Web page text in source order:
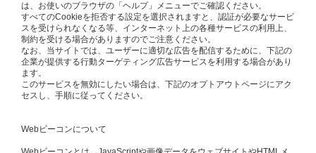
は、お使いのブラウザの「ヘルプ」メニューでご確認ください。
すべてのCookieを拒否する設定を選択されますと、認証が必要なサービ
スを受けられなくなる等、インターネット上の各種サービスの利用上、
制約を受ける場合がありますのでご注意ください。
なお、当サイトでは、ユーザーに適切な広告を配信するために、下記の
企業が提供する行動ターゲティング広告サービスを利用する場合があり
ます。
このサービスを無効にしたい場合は、下記のオプトアウトページにアク
セスし、手順に従ってください。
Webビーコンについて